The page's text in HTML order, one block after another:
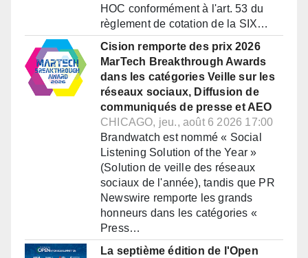
HOC conformément à l'art. 53 du
règlement de cotation de la SIX…
Cision remporte des prix 2026
MarTech Breakthrough Awards
dans les catégories Veille sur les
réseaux sociaux, Diffusion de
communiqués de presse et AEO
CHICAGO, jeu., août 6 2026 17:00
Brandwatch est nommé « Social
Listening Solution of the Year »
(Solution de veille des réseaux
sociaux de l'année), tandis que PR
Newswire remporte les grands
honneurs dans les catégories «
Press…
La septième édition de l'Open